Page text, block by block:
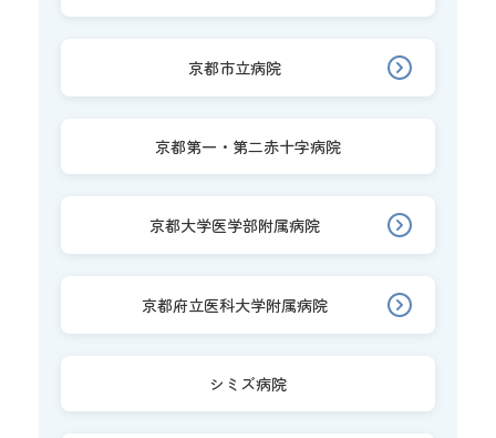
京都市立病院
京都第一・第二赤十字病院
京都大学医学部附属病院
京都府立医科大学附属病院
シミズ病院